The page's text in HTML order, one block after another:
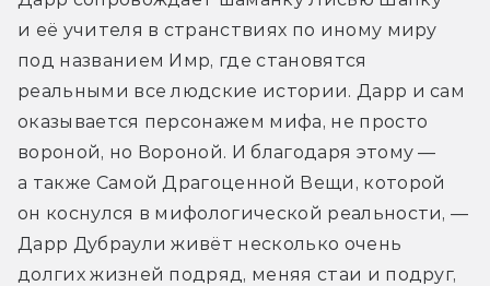
и её учителя в странствиях по иному миру
под названием Имр, где становятся
реальными все людские истории. Дарр и сам
оказывается персонажем мифа, не просто
вороной, но Вороной. И благодаря этому —
а также Самой Драгоценной Вещи, которой
он коснулся в мифологической реальности, —
Дарр Дубраули живёт несколько очень
долгих жизней подряд, меняя стаи и подруг,